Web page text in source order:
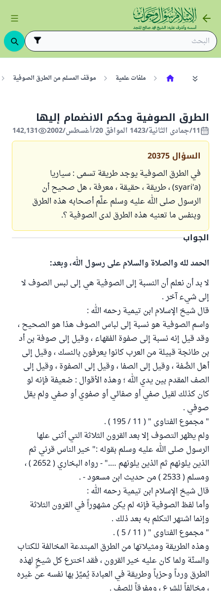
ملفات علمية موقف المسلم من الطرق الصوفية
الطرق الصوفية وحكم الانضمام إليها
11/جمادى الثانية/1423 الموافق 20/أغسطس/2002 142,131
السؤال 20375
في الطرق الصوفية يوجد طريقة تسمى : سياريا
(syari'a) ، طريقة ، حقيقة ، معرفة ، هل صحيح أن
الرسول صلى الله عليه وسلم علَّم أصحابه هذه الطرق
وبنفس ما تعنيه هذه الطرق لدى الصوفية ؟.
الجواب
الحمد لله والصلاة والسلام على رسول الله، وبعد:
لا بد أن نعلم أن النسبة إلى الصوفية هي إلى لبس الصوف لا
إلى شيء آخر .
قال شيخ الإسلام ابن تيمية رحمه الله :
واسم الصوفية هو نسبة إلى لباس الصوف هذا هو الصحيح ،
وقد قيل إنه نسبة إلى صفوة الفقهاء ، وقيل إلى صوفة بن أد
بن طانجة قبيلة من العرب كانوا يعرفون بالنسك ، وقيل إلى
أهل الصُّفة ، وقيل إلى الصفا ، وقيل إلى الصفوة ، وقيل إلى
الصف المقدم بين يدي الله ؛ وهذه الأقوال : ضعيفة فإنه لو
كان كذلك لقيل صفي أو صفائي أو صفوي أو صفي ولم يقل
صوفي .
" مجموع الفتاوى " ( 11 / 195 ) .
ولم يظهر التصوف إلا بعد القرون الثلاثة التي أثنى علها
الرسول صلى الله عليه وسلم بقوله :" خير الناس قرني ثم
الذين يلونهم ثم الذين يلونهم …." - رواه البخاري ( 2652 ) ،
ومسلم ( 2533 ) من حديث ابن مسعود - .
قال شيخ الإسلام ابن تيمية رحمه الله :
وأما لفظ الصوفية فإنه لم يكن مشهوراً في القرون الثلاثة
وإنما اشتهر التكلم به بعد ذلك .
" مجموع الفتاوى " ( 11 / 5 ) .
وهذه الطريقة ومثيلاتها من الطرق المبتدعة المخالفة للكتاب
والسنَّة ولما كان عليه خير القرون ، فقد اخترع كل شيخٍ لهذه
الطرق ورداً وحزباً وطريقة في العبادة يُميِّز بها نفسه عن غيره